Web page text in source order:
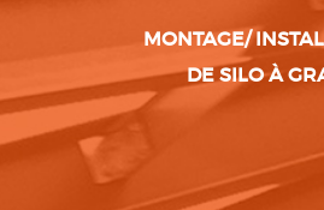
MONTAGE/
DE SILO À